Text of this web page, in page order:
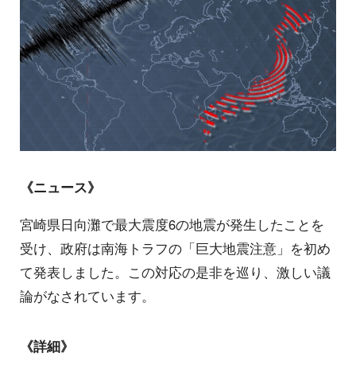
《ニュース》
宮崎県日向灘で最大震度6の地震が発生したことを
受け、政府は南海トラフの「巨大地震注意」を初め
て発表しました。この対応の是非を巡り、激しい議
論がなされています。
《詳細》